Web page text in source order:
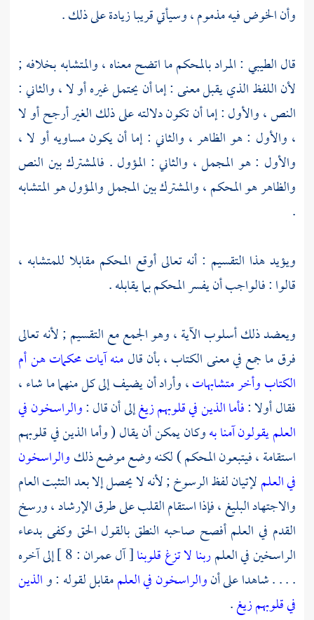
وأن الخوض فيه مذموم ، وسيأتي قريبا زيادة على ذلك .
قالالطيبي : المراد بالمحكم ما اتضح معناه ، والمتشابه بخلافه ;
لأن اللفظ الذي يقبل معنى : إما أن يحتمل غيره أو لا ، والثاني :
النص ، والأول : إما أن تكون دلالته على ذلك الغير أرجح أو لا
، والأول : هو الظاهر ، والثاني : إما أن يكون مساويه أو لا ،
والأول : هو المجمل ، والثاني : المؤول . فالمشترك بين النص
والظاهر هو المحكم ، والمشترك بين المجمل والمؤول هو المتشابه
.
ويؤيد هذا التقسيم : أنه تعالى أوقع المحكم مقابلا للمتشابه ،
قالوا : فالواجب أن يفسر المحكم بما يقابله .
ويعضد ذلك أسلوب الآية ، وهو الجمع مع التقسيم ; لأنه تعالى
فرق ما جمع في معنى الكتاب ، بأن قالمنه آيات محكمات هن أم
الكتاب وأخر متشابهات، وأراد أن يضيف إلى كل منهما ما شاء ،
فقال أولا :فأما الذين في قلوبهم زيغإلى أن قال :والراسخون في
العلم يقولون آمنا بهوكان يمكن أن يقال ( وأما الذين في قلوبهم
استقامة ، فيتبعون المحكم ) لكنه وضع موضع ذلكوالراسخون
في العلملإتيان لفظ الرسوخ ; لأنه لا يحصل إلا بعد التثبت العام
والاجتهاد البليغ ، فإذا استقام القلب على طرق الإرشاد ، ورسخ
القدم في العلم أفصح صاحبه النطق بالقول الحق وكفى بدعاء
الراسخين في العلمربنا لا تزغ قلوبنا
[ آل عمران : 8 ] إلى آخره
. . . . شاهدا على أنوالراسخون في العلممقابل لقوله : والذين
في قلوبهم زيغ.